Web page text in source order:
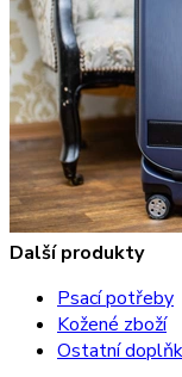
Další produkty
Psací potřeby
Kožené zboží
Ostatní